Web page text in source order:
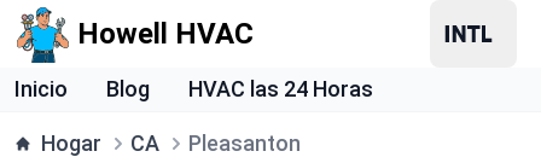
Howell HVAC
Inicio Blog HVAC las 24 Horas
Hogar CA Pleasanton